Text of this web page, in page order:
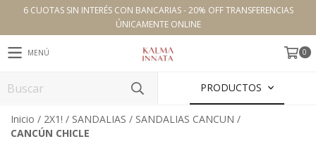
6 CUOTAS SIN INTERÉS CON BANCARIAS - 20% OFF TRANSFERENCIAS
ÚNICAMENTE ONLINE
MENÚ 0
PRODUCTOS
Inicio / 2X1! / SANDALIAS / SANDALIAS CANCUN /
CANCÚN CHICLE